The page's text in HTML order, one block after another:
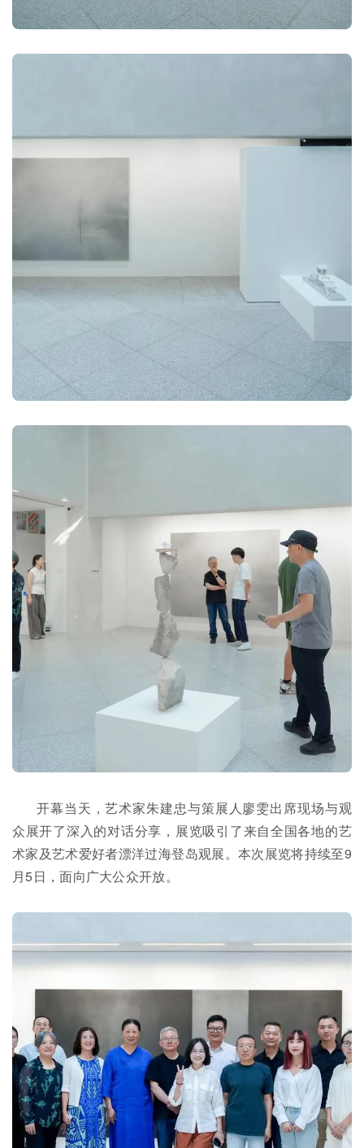
开幕当天，艺术家朱建忠与策展人廖雯出席现场与观
众展开了深入的对话分享，展览吸引了来自全国各地的艺
术家及艺术爱好者漂洋过海登岛观展。本次展览将持续至9
月5日，面向广大公众开放。